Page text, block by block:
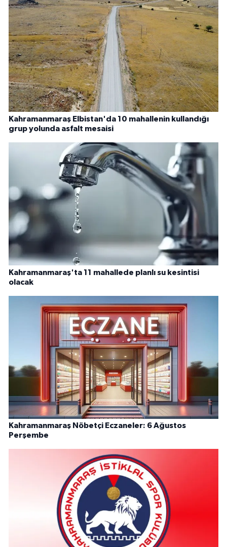
Kahramanmaraş Elbistan'da 10 mahallenin kullandığı
grup yolunda asfalt mesaisi
Kahramanmaraş'ta 11 mahallede planlı su kesintisi
olacak
Kahramanmaraş Nöbetçi Eczaneler: 6 Ağustos
Perşembe